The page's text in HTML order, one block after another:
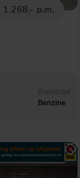
1.268,- p.m.
Brandstof
Benzine